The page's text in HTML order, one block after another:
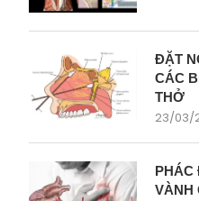
ĐẶT
CÁC
THỞ
23/03/
PHÁC
VÀNH